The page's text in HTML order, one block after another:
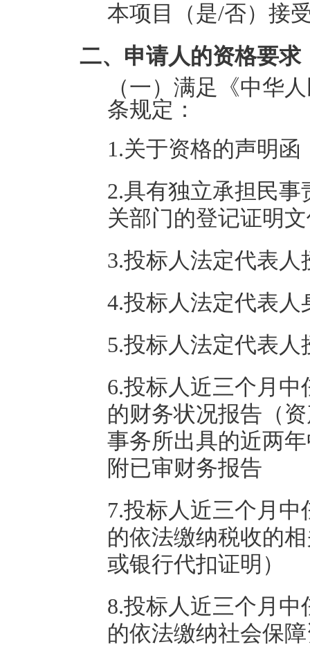
本项目（是/否）接
二、申请人的资格要求
（一）满足《中华
条规定：
1.关于资格的声明函
2.具有独立承担民
关部门的登记证明
3.投标人法定代表人
4.投标人法定代表人
5.投标人法定代表
6.投标人近三个月
的财务状况报告（
事务所出具的近两
附已审财务报告
7.投标人近三个月
的依法缴纳税收的
或银行代扣证明）
8.投标人近三个月
的依法缴纳社会保